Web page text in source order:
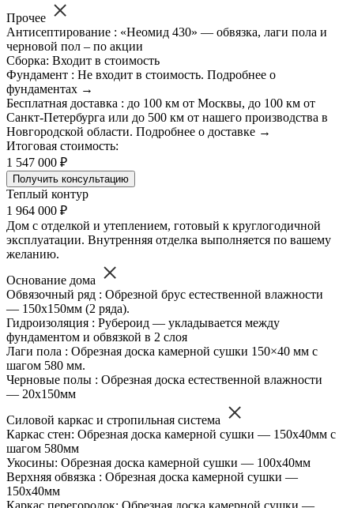
Прочее
Антисептирование : «Неомид 430» — обвязка, лаги пола и
черновой пол – по акции
Сборка: Входит в стоимость
Фундамент : Не входит в стоимость. Подробнее о
фундаментах →
Бесплатная доставка : до 100 км от Москвы, до 100 км от
Санкт-Петербурга или до 500 км от нашего производства в
Новгородской области. Подробнее о доставке →
Итоговая стоимость:
1 547 000 ₽
Получить консультацию
Теплый контур
1 964 000 ₽
Дом с отделкой и утеплением, готовый к круглогодичной
эксплуатации. Внутренняя отделка выполняется по вашему
желанию.
Основание дома
Обвязочный ряд : Обрезной брус естественной влажности
— 150х150мм (2 ряда).
Гидроизоляция : Рубероид — укладывается между
фундаментом и обвязкой в 2 слоя
Лаги пола : Обрезная доска камерной сушки 150×40 мм с
шагом 580 мм.
Черновые полы : Обрезная доска естественной влажности
— 20х150мм
Силовой каркас и стропильная система
Каркас стен: Обрезная доска камерной сушки — 150х40мм с
шагом 580мм
Укосины: Обрезная доска камерной сушки — 100х40мм
Верхняя обвязка : Обрезная доска камерной сушки —
150х40мм